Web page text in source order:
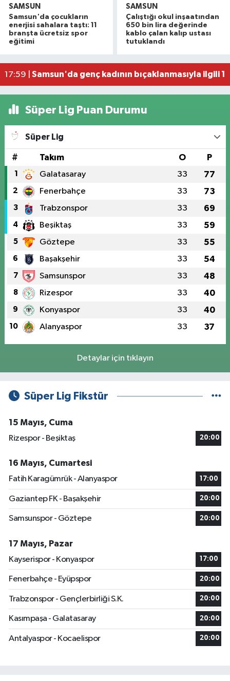
SAMSUN
Samsun'da çocukların
enerjisi sahalara taştı: 11
branşta ücretsiz spor
eğitimi
SAMSUN
Çalıştığı okul inşaatından
650 bin lira değerinde
kablo çalan kalıp ustası
tutuklandı
22:36 |Konteyner ev alevlere teslim oldu
19:59 |NebiyanFest başladı: 7 yaşındaki çocuktan
18:50 | 20. Kunduz Yağlı Güreşleri'nde festival
22:58 |İller Arası Muay Thai Açık Hava Turnuvası
Süper Lig Puan Durumu
Süper Lig
# Takım O P
1 Galatasaray 33 77
2 Fenerbahçe 33 73
3 Trabzonspor 33 69
4 Beşiktaş 33 59
5 Göztepe 33 55
6 Başakşehir 33 54
7 Samsunspor 33 48
8 Rizespor 33 40
9 Konyaspor 33 40
10 Alanyaspor 33 37
Detaylar için tıklayın
Süper Lig Fikstür
15 Mayıs, Cuma
Rizespor - Beşiktaş
20:00
16 Mayıs, Cumartesi
Fatih Karagümrük - Alanyaspor
17:00
Gaziantep FK - Başakşehir 20:00
Samsunspor - Göztepe 20:00
17 Mayıs, Pazar
Kayserispor - Konyaspor
17:00
Fenerbahçe - Eyüpspor 20:00
Trabzonspor - Gençlerbirliği S.K. 20:00
Kasımpaşa - Galatasaray 20:00
Antalyaspor - Kocaelispor 20:00